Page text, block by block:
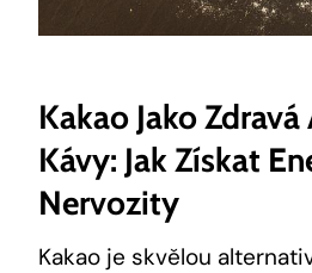
Kakao Jako
Kávy: Jak Získat
Nervozity
Kakao je skvělou